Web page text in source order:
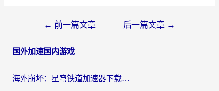
导
← 前一篇文章 后一篇文章 →
国外加速国内游戏
海外崩坏：星穹铁道加速器下载安装：一份给游子的终极网络指南